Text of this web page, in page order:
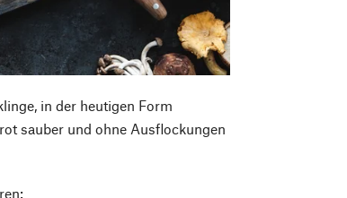
in der heutigen Form
sauber und ohne Ausflockungen